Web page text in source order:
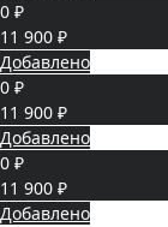
0 ₽
11 900 ₽
Добавлено
0 ₽
11 900 ₽
Добавлено
0 ₽
11 900 ₽
Добавлено